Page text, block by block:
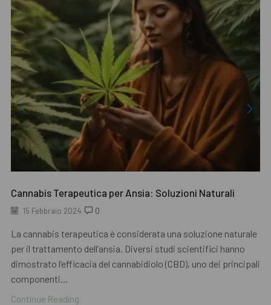
Cannabis Terapeutica per Ansia: Soluzioni Naturali
15 Febbraio 2024 0
La cannabis terapeutica è considerata una soluzione naturale
per il trattamento dell’ansia. Diversi studi scientifici hanno
dimostrato l’efficacia del cannabidiolo (CBD), uno dei principali
componenti...
Continue Reading